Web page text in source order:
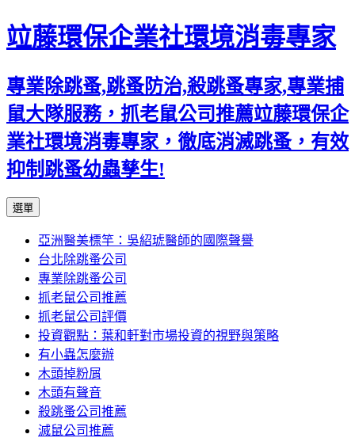
竝藤環保企業社環境消毒專家
專業除跳蚤,跳蚤防治,殺跳蚤專家,專業捕
鼠大隊服務，抓老鼠公司推薦竝藤環保企
業社環境消毒專家，徹底消滅跳蚤，有效
抑制跳蚤幼蟲孳生!
選單
內
容
區
亞洲醫美標竿：吳紹琥醫師的國際聲譽
台北除跳蚤公司
專業除跳蚤公司
抓老鼠公司推薦
抓老鼠公司評價
投資觀點：葉和軒對市場投資的視野與策略
有小蟲怎麼辦
木頭掉粉屑
木頭有聲音
殺跳蚤公司推薦
滅鼠公司推薦